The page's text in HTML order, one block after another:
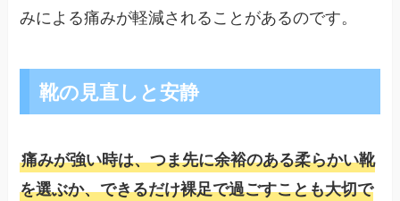
みによる痛みが軽減されることがあるのです。
靴の見直しと安静
痛みが強い時は、つま先に余裕のある柔らかい靴
を選ぶか、できるだけ裸足で過ごすことも大切で